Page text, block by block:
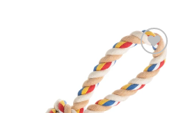
Dodaj
do
listy